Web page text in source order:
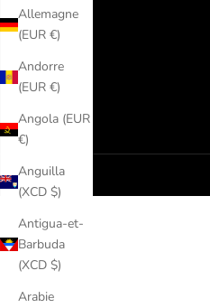
Allemagne
(EUR €)
Andorre
(EUR €)
Angola (EUR
€)
Anguilla
(XCD $)
Antigua-et-
Barbuda
(XCD $)
Arabie